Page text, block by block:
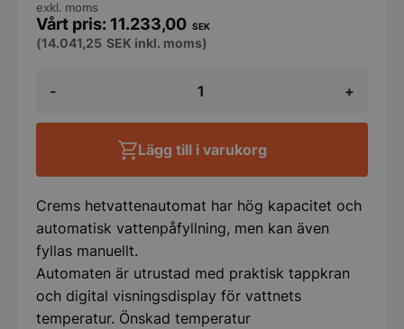
-
Original
Hetvattenautomat
-
fas
mängd
+
11.233,00 SEK
exkl. moms
(14.041,25 SEK inkl. moms)
Lägg till i varukorg
Crems hetvattenautomat har hög kapacitet och
automatisk vattenpåfyllning, men kan även
fyllas manuellt.
Automaten är utrustad med praktisk tappkran
och digital visningsdisplay för vattnets
temperatur. Önskad temperatur